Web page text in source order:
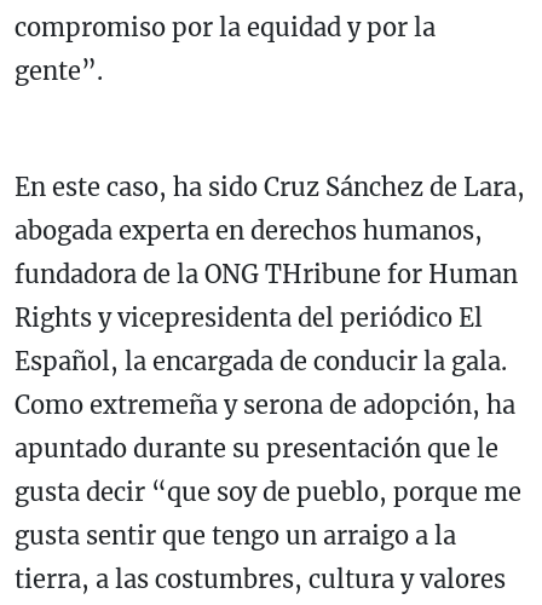
compromiso por la equidad y por la
gente”.
En este caso, ha sido Cruz Sánchez de Lara,
abogada experta en derechos humanos,
fundadora de la ONG THribune for Human
Rights y vicepresidenta del periódico El
Español, la encargada de conducir la gala.
Como extremeña y serona de adopción, ha
apuntado durante su presentación que le
gusta decir “que soy de pueblo, porque me
gusta sentir que tengo un arraigo a la
tierra, a las costumbres, cultura y valores